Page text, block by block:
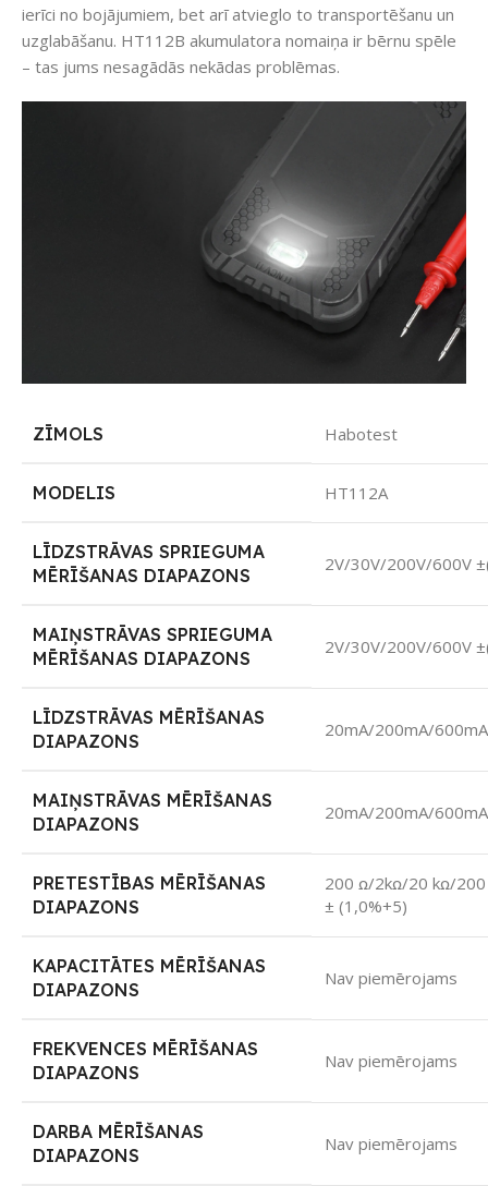
ierīci no bojājumiem, bet arī atvieglo to transportēšanu un
uzglabāšanu. HT112B akumulatora nomaiņa ir bērnu spēle
– tas jums nesagādās nekādas problēmas.
ZĪMOLS Habotest
MODELIS HT112A
LĪDZSTRĀVAS SPRIEGUMA
MĒRĪŠANAS DIAPAZONS
2V/30V/200V/600V
MAIŅSTRĀVAS SPRIEGUMA
MĒRĪŠANAS DIAPAZONS
2V/30V/200V/600V
LĪDZSTRĀVAS MĒRĪŠANAS
DIAPAZONS
20mA/200mA/
MAIŅSTRĀVAS MĒRĪŠANAS
DIAPAZONS
20mA/200mA/
PRETESTĪBAS MĒRĪŠANAS
DIAPAZONS
200 ꭥ/2kꭥ/20 kꭥ/
± (1,0%+5)
KAPACITĀTES MĒRĪŠANAS
DIAPAZONS
Nav piemērojams
FREKVENCES MĒRĪŠANAS
DIAPAZONS
Nav piemērojams
DARBA MĒRĪŠANAS
DIAPAZONS
Nav piemērojams